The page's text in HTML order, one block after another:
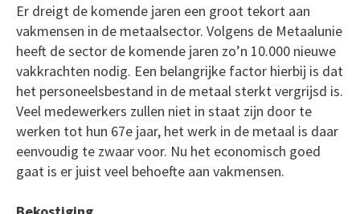
Er dreigt de komende jaren een groot tekort aan
vakmensen in de metaalsector. Volgens de Metaalunie
heeft de sector de komende jaren zo’n 10.000 nieuwe
vakkrachten nodig. Een belangrijke factor hierbij is dat
het personeelsbestand in de metaal sterkt vergrijsd is.
Veel medewerkers zullen niet in staat zijn door te
werken tot hun 67e jaar, het werk in de metaal is daar
eenvoudig te zwaar voor. Nu het economisch goed
gaat is er juist veel behoefte aan vakmensen.